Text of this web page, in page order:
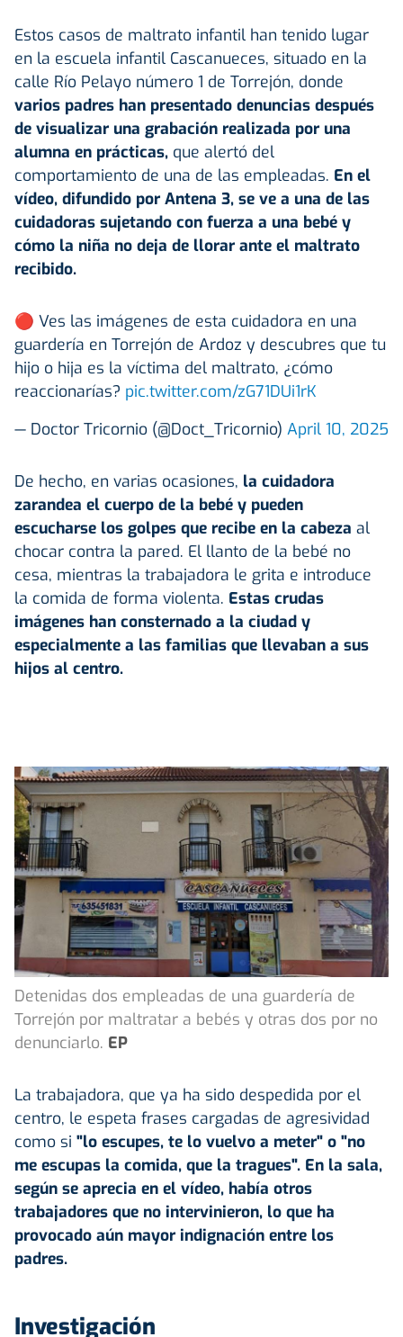
Estos casos de maltrato infantil han tenido lugar
en la escuela infantil Cascanueces, situado en la
calle Río Pelayo número 1 de Torrejón, donde
varios padres han presentado denuncias después
de visualizar una grabación realizada por una
alumna en prácticas, que alertó del
comportamiento de una de las empleadas. En el
vídeo, difundido por Antena 3, se ve a una de las
cuidadoras sujetando con fuerza a una bebé y
cómo la niña no deja de llorar ante el maltrato
recibido.
🔴 Ves las imágenes de esta cuidadora en una
guardería en Torrejón de Ardoz y descubres que tu
hijo o hija es la víctima del maltrato, ¿cómo
reaccionarías? pic.twitter.com/zG71DUi1rK
— Doctor Tricornio (@Doct_Tricornio) April 10, 2025
De hecho, en varias ocasiones, la cuidadora
zarandea el cuerpo de la bebé y pueden
escucharse los golpes que recibe en la cabeza al
chocar contra la pared. El llanto de la bebé no
cesa, mientras la trabajadora le grita e introduce
la comida de forma violenta. Estas crudas
imágenes han consternado a la ciudad y
especialmente a las familias que llevaban a sus
hijos al centro.
Detenidas dos empleadas de una guardería de
Torrejón por maltratar a bebés y otras dos por no
denunciarlo. EP
La trabajadora, que ya ha sido despedida por el
centro, le espeta frases cargadas de agresividad
como si "lo escupes, te lo vuelvo a meter" o "no
me escupas la comida, que la tragues". En la sala,
según se aprecia en el vídeo, había otros
trabajadores que no intervinieron, lo que ha
provocado aún mayor indignación entre los
padres.
Investigación